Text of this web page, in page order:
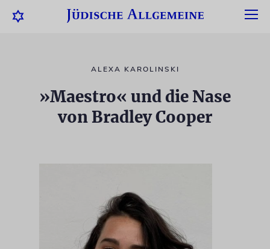
ALEXA KAROLINSKI
»Maestro« und die Nase
von Bradley Cooper